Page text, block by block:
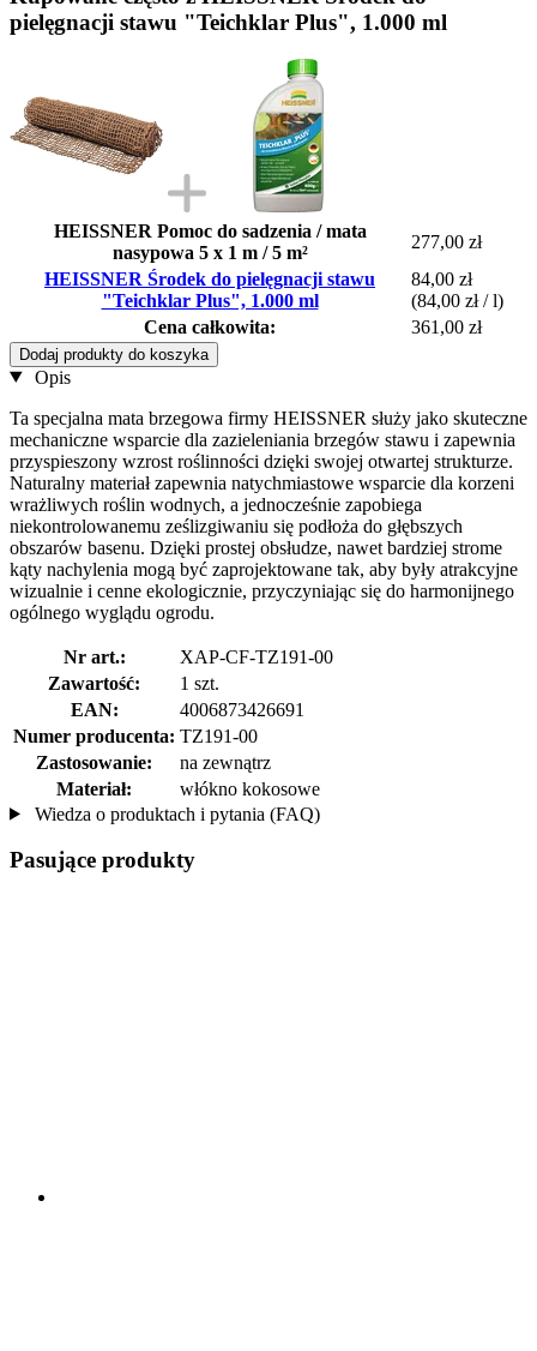
pielęgnacji stawu "Teichklar Plus", 1.000 ml
HEISSNER Pomoc do sadzenia / mata
nasypowa 5 x 1 m / 5 m²
277,00 zł
HEISSNER Środek do pielęgnacji stawu
"Teichklar Plus", 1.000 ml
84,00 zł
(84,00 zł / l)
Cena całkowita:
361,00 zł
Dodaj produkty do koszyka
Opis
Ta specjalna mata brzegowa firmy HEISSNER służy jako skuteczne
mechaniczne wsparcie dla zazieleniania brzegów stawu i zapewnia
przyspieszony wzrost roślinności dzięki swojej otwartej strukturze.
Naturalny materiał zapewnia natychmiastowe wsparcie dla korzeni
wrażliwych roślin wodnych, a jednocześnie zapobiega
niekontrolowanemu ześlizgiwaniu się podłoża do głębszych
obszarów basenu. Dzięki prostej obsłudze, nawet bardziej strome
kąty nachylenia mogą być zaprojektowane tak, aby były atrakcyjne
wizualnie i cenne ekologicznie, przyczyniając się do harmonijnego
ogólnego wyglądu ogrodu.
Nr art.:
XAP-CF-TZ191-00
Zawartość:
1 szt.
EAN:
4006873426691
Numer producenta: TZ191-00
Zastosowanie:
na zewnątrz
Materiał:
włókno kokosowe
Wiedza o produktach i pytania (FAQ)
Pasujące produkty